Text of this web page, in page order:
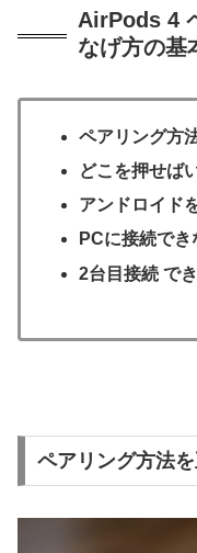
AirPods 4
なげ方の基
ペアリング方
どこを押せば
アンドロイド
PCに接続で
2台目接続 で
ペアリング方法